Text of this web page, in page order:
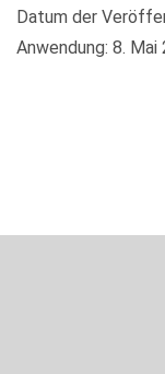
Datum der
Anwendung: 8. Mai